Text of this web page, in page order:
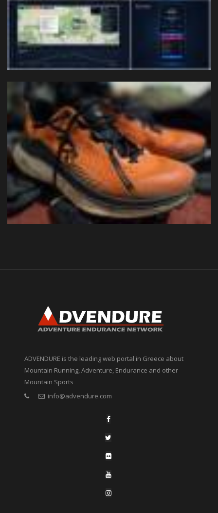
ADVENDURE is the leading web portal in Greece about
Mountain Running, Adventure, Endurance and other
Mountain Sports
info@advendure.com